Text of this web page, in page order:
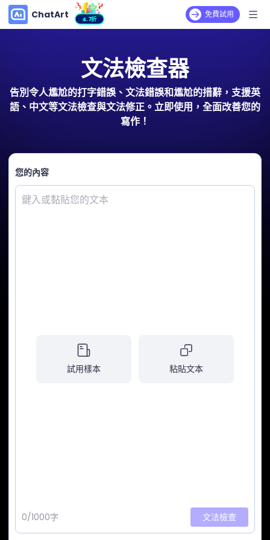
ChatArt 4.7折 免費試用
文法檢查器
告別令人尷尬的打字錯誤、文法錯誤和尷尬的措辭，支援英
語、中文等文法檢查與文法修正。立即使用，全面改善您的
寫作！
您的內容
試用樣本 粘貼文本
0/1000字 文法檢查